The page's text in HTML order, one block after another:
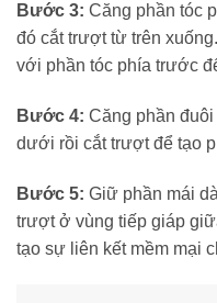
Bước 3: Căng phần tóc
đó cắt trượt từ trên
với phần tóc phía trước
Bước 4: Căng phần
dưới rồi cắt trượt để tạo
Bước 5: Giữ phần mái
trượt ở vùng tiếp giáp
tạo sự liên kết mềm mại